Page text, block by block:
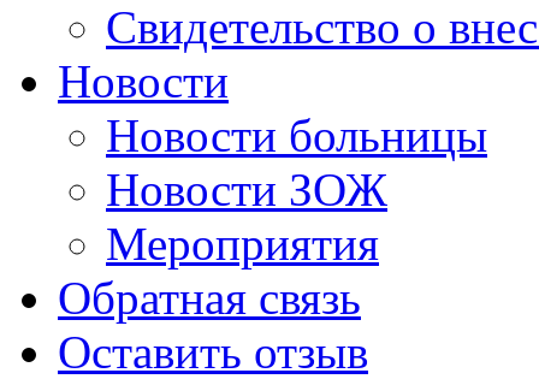
Свидетельство о
Новости
Новости больницы
Новости ЗОЖ
Мероприятия
Обратная связь
Оставить отзыв